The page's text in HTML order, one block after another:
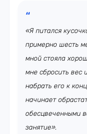
«Я питался
примерно шесть
мной стояла
мне сбросить вес
набрать его к
начинает
обесцвеченными
занятие».